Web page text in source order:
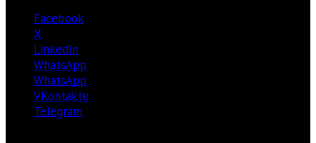
Facebook
X
LinkedIn
WhatsApp
WhatsApp
VKontakte
Telegram